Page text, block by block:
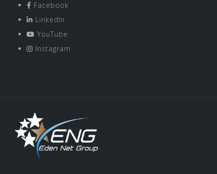
Facebook
LinkedIn
YouTube
Instagram